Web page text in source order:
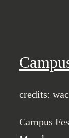
credits:
Campus